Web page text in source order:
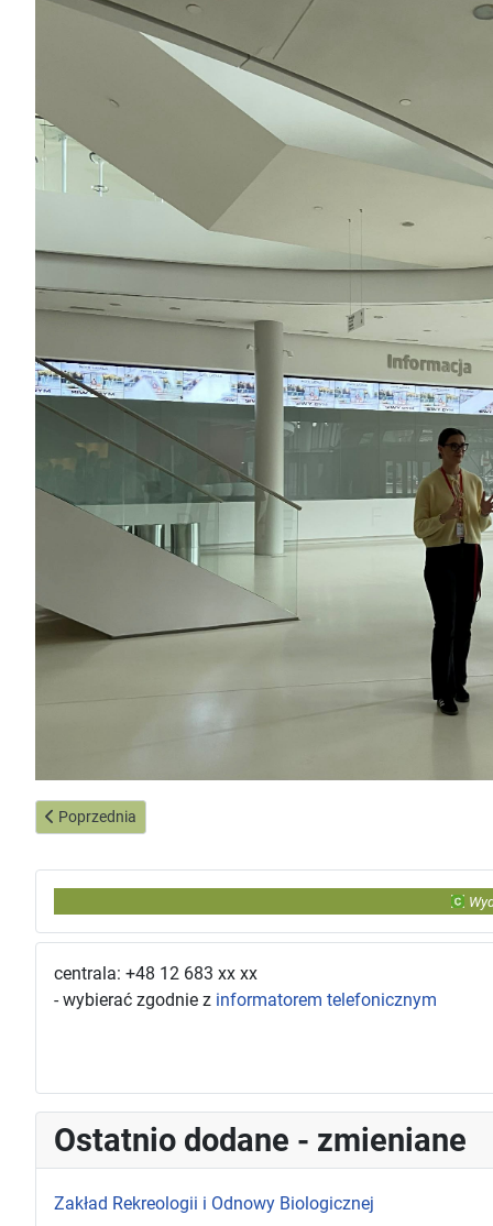
Poprzednia strona: Studenci Zarządzania Rekreacją i Rozrywką z
Poprzednia
centrala: +48 12 683 xx xx
- wybierać zgodnie z informatorem telefonicznym
Ostatnio dodane - zmieniane
Zakład Rekreologii i Odnowy Biologicznej